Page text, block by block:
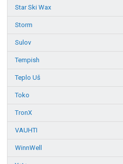
Star Ski Wax
Storm
Sulov
Tempish
Teplo Uš
Toko
TronX
VAUHTI
WinnWell